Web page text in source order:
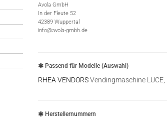
Avola GmbH
In der Fleute 52
42389 Wuppertal
info@avola-gmbh.de
Passend für Modelle (Auswahl)
RHEA VENDORSVendingmaschine LUCE,
Herstellernummern